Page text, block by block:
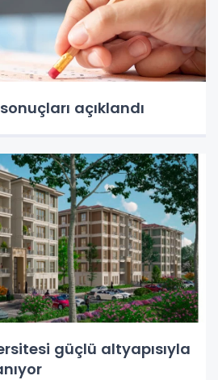
açıklandı
güçlü altyapısıyla